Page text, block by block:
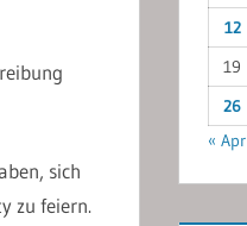
sich
zu feiern.
12
19
26
« Apr